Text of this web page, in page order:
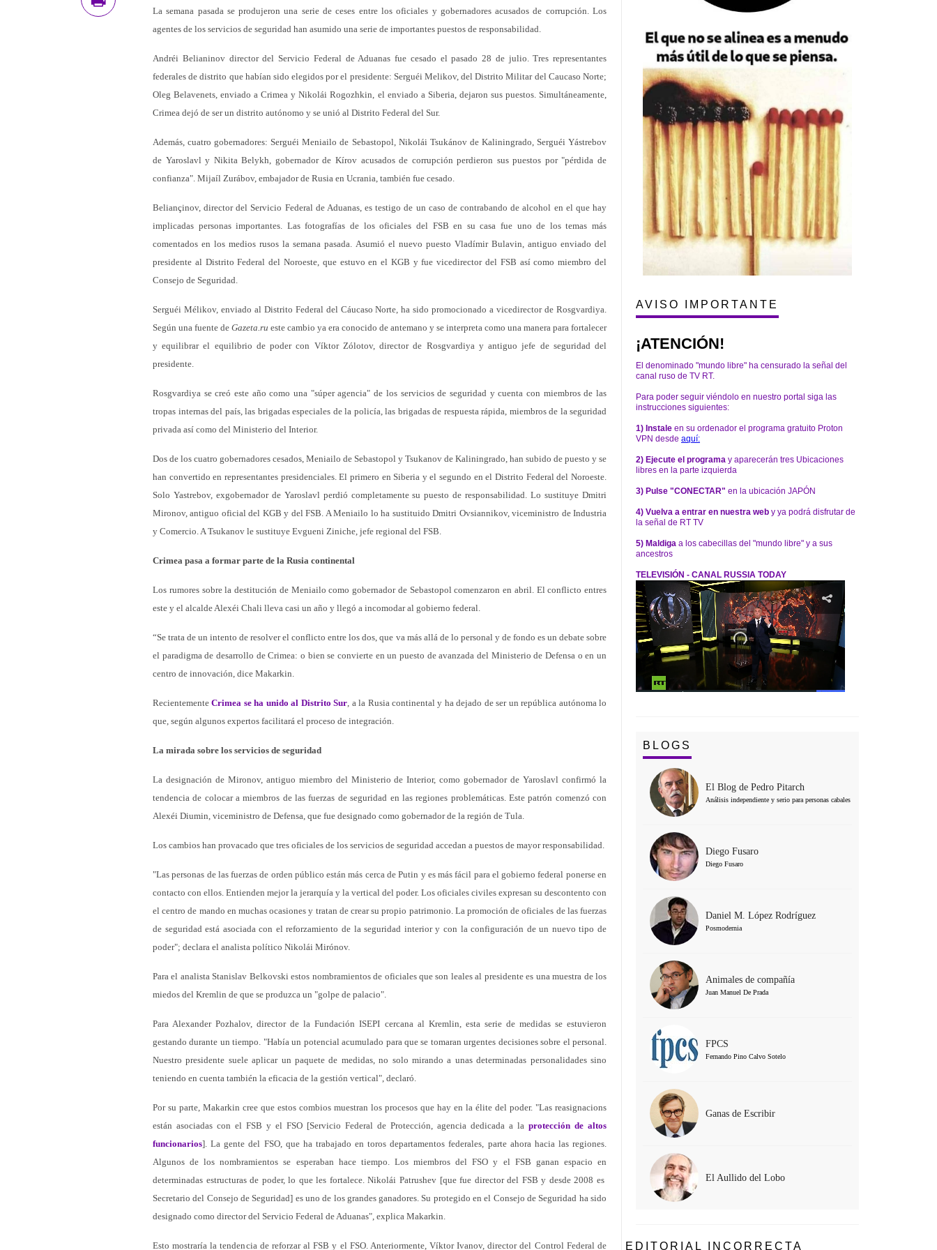
La semana pasada se produjeron una serie de ceses entre los oficiales y gobernadores acusados de corrupción. Los
agentes de los servicios de seguridad han asumido una serie de importantes puestos de responsabilidad.
Andréi Belianinov director del Servicio Federal de Aduanas fue cesado el pasado 28 de julio. Tres representantes
federales de distrito que habían sido elegidos por el presidente: Serguéi Melikov, del Distrito Militar del Caucaso Norte;
Oleg Belavenets, enviado a Crimea y Nikolái Rogozhkin, el enviado a Siberia, dejaron sus puestos. Simultáneamente,
Crimea dejó de ser un distrito autónomo y se unió al Distrito Federal del Sur.
Además, cuatro gobernadores: Serguéi Meniailo de Sebastopol, Nikolái Tsukánov de Kaliningrado, Serguéi Yástrebov
de Yaroslavl y Nikita Belykh, gobernador de Kírov acusados de corrupción perdieron sus puestos por "pérdida de
confianza". Mijaíl Zurábov, embajador de Rusia en Ucrania, también fue cesado.
Beliançinov, director del Servicio Federal de Aduanas, es testigo de un caso de contrabando de alcohol en el que hay
implicadas personas importantes. Las fotografías de los oficiales del FSB en su casa fue uno de los temas más
comentados en los medios rusos la semana pasada. Asumió el nuevo puesto Vladímir Bulavin, antiguo enviado del
presidente al Distrito Federal del Noroeste, que estuvo en el KGB y fue vicedirector del FSB así como miembro del
Consejo de Seguridad.
Serguéi Mélikov, enviado al Distrito Federal del Cáucaso Norte, ha sido promocionado a vicedirector de Rosgvardiya.
Según una fuente de Gazeta.ru este cambio ya era conocido de antemano y se interpreta como una manera para fortalecer
y equilibrar el equilibrio de poder con Víktor Zólotov, director de Rosgvardiya y antiguo jefe de seguridad del
presidente.
Rosgvardiya se creó este año como una "súper agencia" de los servicios de seguridad y cuenta con miembros de las
tropas internas del país, las brigadas especiales de la policía, las brigadas de respuesta rápida, miembros de la seguridad
privada así como del Ministerio del Interior.
Dos de los cuatro gobernadores cesados, Meniailo de Sebastopol y Tsukanov de Kaliningrado, han subido de puesto y se
han convertido en representantes presidenciales. El primero en Siberia y el segundo en el Distrito Federal del Noroeste.
Solo Yastrebov, exgobernador de Yaroslavl perdió completamente su puesto de responsabilidad. Lo sustituye Dmitri
Mironov, antiguo oficial del KGB y del FSB. A Meniailo lo ha sustituido Dmitri Ovsiannikov, viceministro de Industria
y Comercio. A Tsukanov le sustituye Evgueni Ziniche, jefe regional del FSB.
Crimea pasa a formar parte de la Rusia continental
Los rumores sobre la destitución de Meniailo como gobernador de Sebastopol comenzaron en abril. El conflicto entres
este y el alcalde Alexéi Chali lleva casi un año y llegó a incomodar al gobierno federal.
“Se trata de un intento de resolver el conflicto entre los dos, que va más allá de lo personal y de fondo es un debate sobre
el paradigma de desarrollo de Crimea: o bien se convierte en un puesto de avanzada del Ministerio de Defensa o en un
centro de innovación, dice Makarkin.
RecientementeCrimea se ha unido al Distrito Sur, a la Rusia continental y ha dejado de ser un república autónoma lo
que, según algunos expertos facilitará el proceso de integración.
La mirada sobre los servicios de seguridad
La designación de Mironov, antiguo miembro del Ministerio de Interior, como gobernador de Yaroslavl confirmó la
tendencia de colocar a miembros de las fuerzas de seguridad en las regiones problemáticas. Este patrón comenzó con
Alexéi Diumin, viceministro de Defensa, que fue designado como gobernador de la región de Tula.
Los cambios han provacado que tres oficiales de los servicios de seguridad accedan a puestos de mayor responsabilidad.
"Las personas de las fuerzas de orden público están más cerca de Putin y es más fácil para el gobierno federal ponerse en
contacto con ellos. Entienden mejor la jerarquía y la vertical del poder. Los oficiales civiles expresan su descontento con
el centro de mando en muchas ocasiones y tratan de crear su propio patrimonio. La promoción de oficiales de las fuerzas
de seguridad está asociada con el reforzamiento de la seguridad interior y con la configuración de un nuevo tipo de
poder"; declara el analista político Nikolái Mirónov.
Para el analista Stanislav Belkovski estos nombramientos de oficiales que son leales al presidente es una muestra de los
miedos del Kremlin de que se produzca un "golpe de palacio".
Para Alexander Pozhalov, director de la Fundación ISEPI cercana al Kremlin, esta serie de medidas se estuvieron
gestando durante un tiempo. "Había un potencial acumulado para que se tomaran urgentes decisiones sobre el personal.
Nuestro presidente suele aplicar un paquete de medidas, no solo mirando a unas determinadas personalidades sino
teniendo en cuenta también la eficacia de la gestión vertical", declaró.
Por su parte, Makarkin cree que estos combios muestran los procesos que hay en la élite del poder. "Las reasignacions
están asociadas con el FSB y el FSO [Servicio Federal de Protección, agencia dedicada a la protección de altos
funcionarios]. La gente del FSO, que ha trabajado en toros departamentos federales, parte ahora hacia las regiones.
Algunos de los nombramientos se esperaban hace tiempo. Los miembros del FSO y el FSB ganan espacio en
determinadas estructuras de poder, lo que les fortalece. Nikolái Patrushev [que fue director del FSB y desde 2008 es
Secretario del Consejo de Seguridad] es uno de los grandes ganadores. Su protegido en el Consejo de Seguridad ha sido
designado como director del Servicio Federal de Aduanas", explica Makarkin.
Esto mostraría la tendencia de reforzar al FSB y el FSO. Anteriormente, Víktor Ivanov, director del Control Federal de
AVISO IMPORTANTE
¡ATENCIÓN!
El denominado "mundo libre" ha censurado la señal del
canal ruso de TV RT.
Para poder seguir viéndolo en nuestro portal siga las
instrucciones siguientes:
1) Instale en su ordenador el programa gratuito Proton
VPN desde aquí:
2) Ejecute el programa y aparecerán tres Ubicaciones
libres en la parte izquierda
3) Pulse "CONECTAR" en la ubicación JAPÓN
4) Vuelva a entrar en nuestra web y ya podrá disfrutar de
la señal de RT TV
5) Maldiga a los cabecillas del "mundo libre" y a sus
ancestros
TELEVISIÓN - CANAL RUSSIA TODAY
BLOGS
El Blog de Pedro Pitarch
Análisis independiente y serio para personas cabales
Diego Fusaro
Diego Fusaro
Daniel M. López Rodríguez
Posmodernia
Animales de compañía
Juan Manuel De Prada
FPCS
Fernando Pino Calvo Sotelo
Ganas de Escribir
El Aullido del Lobo
EDITORIAL INCORRECTA